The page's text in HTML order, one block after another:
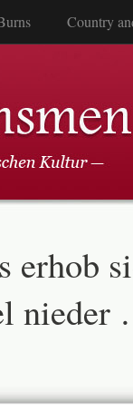
Country
erhob